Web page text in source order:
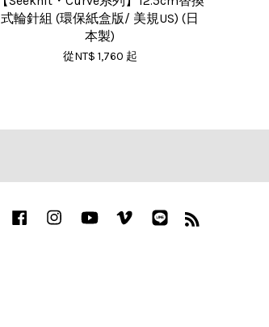
式輪針組 (環保紙盒版/ 美規US) (日
本製)
從NT$ 1,760 起
Facebook InstagramYouTube Vimeo Line